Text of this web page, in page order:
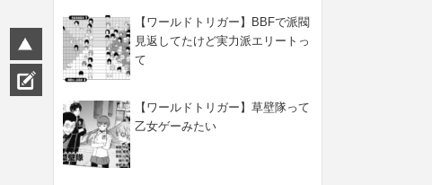
【ワールドトリガー】BBFで派閥
見返してたけど実力派エリートっ
て
【ワールドトリガー】草壁隊って
乙女ゲーみたい